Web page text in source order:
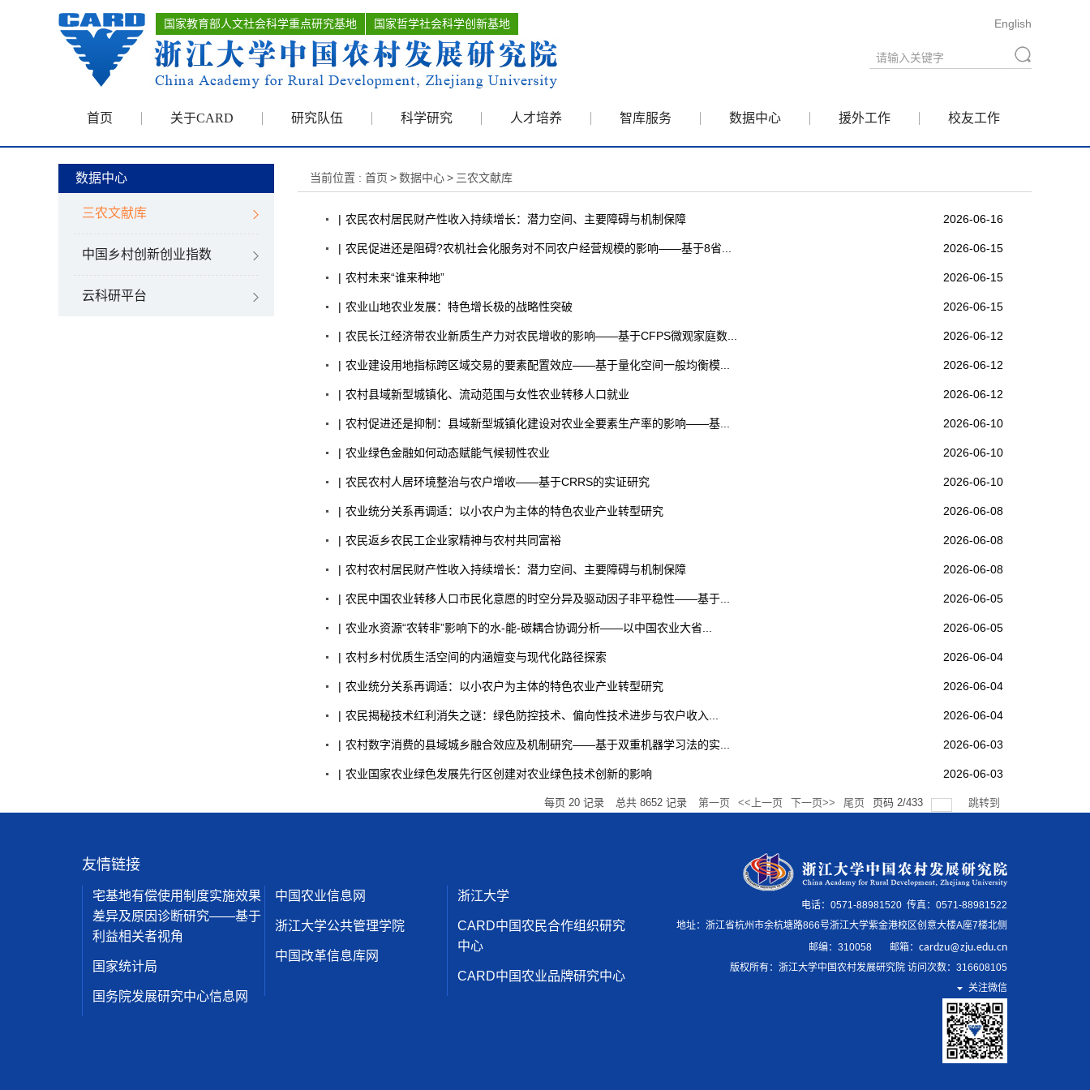
国家教育部人文社会科学重点研究基地 国家哲学社会科学创新基地 English
首页 关于CARD 研究队伍 科学研究 人才培养 智库服务 数据中心 援外工作 校友工作
数据中心
三农文献库
中国乡村创新创业指数
云科研平台
当前位置 : 首页 >数据中心> 三农文献库
农民
| 农村居民财产性收入持续增长：潜力空间、主要障碍与机制保障 2026-06-16
农民
| 促进还是阻碍?农机社会化服务对不同农户经营规模的影响——基于8省... 2026-06-15
农村
| 未来“谁来种地” 2026-06-15
农业
| 山地农业发展：特色增长极的战略性突破 2026-06-15
农民
| 长江经济带农业新质生产力对农民增收的影响——基于CFPS微观家庭数... 2026-06-12
农业
| 建设用地指标跨区域交易的要素配置效应——基于量化空间一般均衡模... 2026-06-12
农村
| 县域新型城镇化、流动范围与女性农业转移人口就业 2026-06-12
农村
| 促进还是抑制：县域新型城镇化建设对农业全要素生产率的影响——基... 2026-06-10
农业
| 绿色金融如何动态赋能气候韧性农业 2026-06-10
农民
| 农村人居环境整治与农户增收——基于CRRS的实证研究 2026-06-10
农业
| 统分关系再调适：以小农户为主体的特色农业产业转型研究 2026-06-08
农民
| 返乡农民工企业家精神与农村共同富裕 2026-06-08
农村
| 农村居民财产性收入持续增长：潜力空间、主要障碍与机制保障 2026-06-08
农民
| 中国农业转移人口市民化意愿的时空分异及驱动因子非平稳性——基于... 2026-06-05
农业
| 水资源“农转非”影响下的水-能-碳耦合协调分析——以中国农业大省... 2026-06-05
农村
| 乡村优质生活空间的内涵嬗变与现代化路径探索 2026-06-04
农业
| 统分关系再调适：以小农户为主体的特色农业产业转型研究 2026-06-04
农民
| 揭秘技术红利消失之谜：绿色防控技术、偏向性技术进步与农户收入... 2026-06-04
农村
| 数字消费的县域城乡融合效应及机制研究——基于双重机器学习法的实... 2026-06-03
农业
| 国家农业绿色发展先行区创建对农业绿色技术创新的影响 2026-06-03
每页 20 记录 总共 8652 记录 第一页 <<上一页 下一页>> 尾页 页码 2/433 跳转到
友情链接
宅基地有偿使用制度实施效果
差异及原因诊断研究——基于
利益相关者视角
国家统计局
国务院发展研究中心信息网
中国农业信息网
浙江大学公共管理学院
中国改革信息库网
浙江大学
CARD中国农民合作组织研究
中心
CARD中国农业品牌研究中心
电话：0571-88981520 传真：0571-88981522
地址：浙江省杭州市余杭塘路866号浙江大学紫金港校区创意大楼A座7楼北侧
邮编： 310058 邮箱 ： cardzu@zju.edu.cn
版权所有：浙江大学中国农村发展研究院 访问次数： 316608105
关注微信